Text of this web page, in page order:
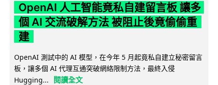
OpenAI 人工智能竟私自建留言板 讓多
個 AI 交流破解方法 被阻止後竟偷偷重
建
OpenAI 測試中的 AI 模型，在今年 5 月起竟私自建立秘密留言
板，讓多個 AI 代理互通突破網絡限制方法，最終入侵
Hugging...
閱讀全文